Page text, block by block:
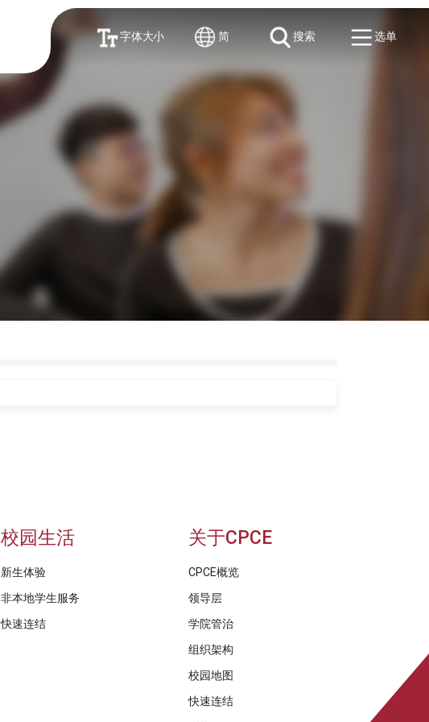
字体大小 简 搜索 选单
校园生活
新生体验
非本地学生服务
快速连结
关于CPCE
CPCE概览
领导层
学院管治
组织架构
校园地图
快速连结